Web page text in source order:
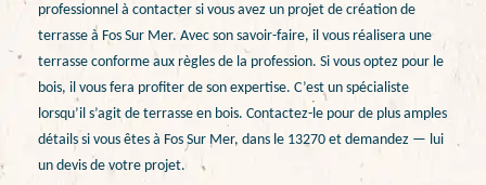
professionnel à contacter si vous avez un projet de création de
terrasse à Fos Sur Mer. Avec son savoir-faire, il vous réalisera une
terrasse conforme aux règles de la profession. Si vous optez pour le
bois, il vous fera profiter de son expertise. C’est un spécialiste
lorsqu’il s’agit de terrasse en bois. Contactez-le pour de plus amples
détails si vous êtes à Fos Sur Mer, dans le 13270 et demandez — lui
un devis de votre projet.